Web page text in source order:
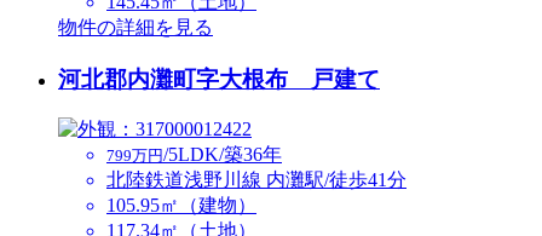
物件の詳細を見る
河北郡内灘町字大根布 戸建て
799万円/5LDK/築36年
北陸鉄道浅野川線 内灘駅/徒歩41分
105.95㎡（建物）
117.34㎡（土地）